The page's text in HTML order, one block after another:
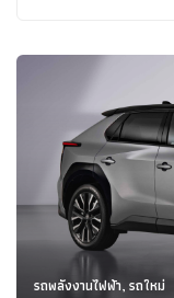
รถพลังงานไฟฟ้า, รถใหม่